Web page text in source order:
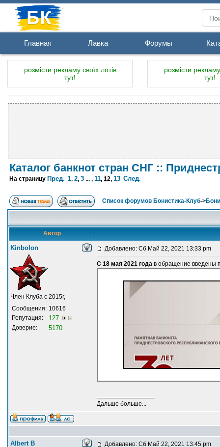
Главная Лавка Форумы
розмісти рекламу своїх лотів
тут!
розмісти
тут!
Каталог банкнот стран СНГ ::
На страницу Пред. 1, 2, 3 ... , 11, 12, 13 След.
Список форумов Бонистика-Клуб->
Автор
Kinbolon
Член Клуба с 2015г,
Сообщения: 10616
Репутация:
127
Доверие: 5170
Добавлено: Сб Май 22, 2021 13:33 pm
С 18 мая 2021 года в обращение введены
Дальше больше...
Albert В Добавлено: Сб Май 22, 2021 13:45 pm